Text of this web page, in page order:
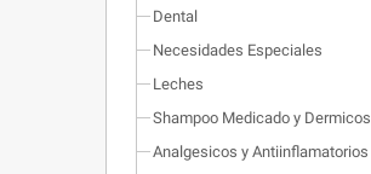
Dental
Necesidades Especiales
Leches
Shampoo Medicado y Dermicos
Analgesicos y Antiinflamatorios